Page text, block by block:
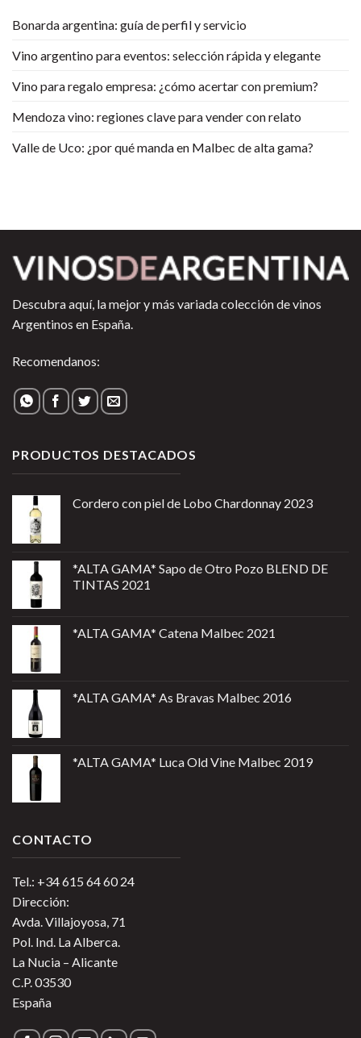
Bonarda argentina: guía de perfil y servicio
Vino argentino para eventos: selección rápida y elegante
Vino para regalo empresa: ¿cómo acertar con premium?
Mendoza vino: regiones clave para vender con relato
Valle de Uco: ¿por qué manda en Malbec de alta gama?
Descubra aquí, la mejor y más variada colección de vinos
Argentinos en España.
Recomendanos:
PRODUCTOS DESTACADOS
Cordero con piel de Lobo Chardonnay 2023
*ALTA GAMA* Sapo de Otro Pozo BLEND DE
TINTAS 2021
*ALTA GAMA* Catena Malbec 2021
*ALTA GAMA* As Bravas Malbec 2016
*ALTA GAMA* Luca Old Vine Malbec 2019
CONTACTO
Tel.: +34 615 64 60 24
Dirección:
Avda. Villajoyosa, 71
Pol. Ind. La Alberca.
La Nucia – Alicante
C.P. 03530
España